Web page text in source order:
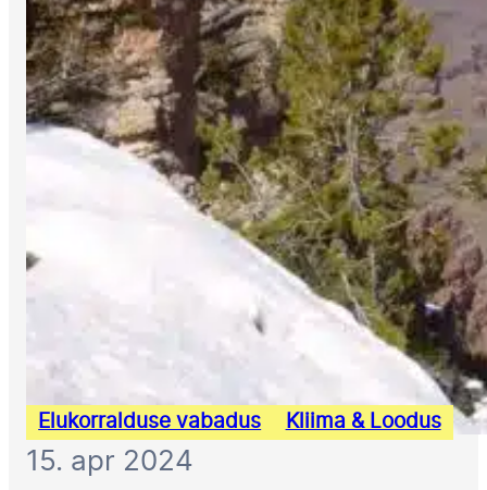
Elukorralduse vabadus Kliima & Loodus
15. apr 2024